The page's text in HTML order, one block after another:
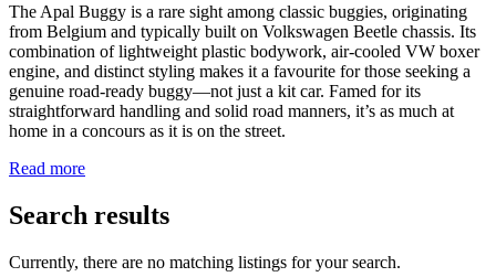
The Apal Buggy is a rare sight among classic buggies, originating
from Belgium and typically built on Volkswagen Beetle chassis. Its
combination of lightweight plastic bodywork, air-cooled VW boxer
engine, and distinct styling makes it a favourite for those seeking a
genuine road-ready buggy—not just a kit car. Famed for its
straightforward handling and solid road manners, it’s as much at
home in a concours as it is on the street.
Read more
Search results
Currently, there are no matching listings for your search.